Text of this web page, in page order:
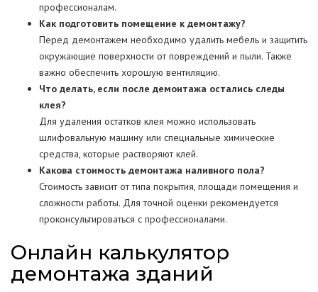
профессионалам.
Как подготовить помещение к демонтажу?
Перед демонтажем необходимо удалить мебель и защитить
окружающие поверхности от повреждений и пыли. Также
важно обеспечить хорошую вентиляцию.
Что делать, если после демонтажа остались следы
клея?
Для удаления остатков клея можно использовать
шлифовальную машину или специальные химические
средства, которые растворяют клей.
Какова стоимость демонтажа наливного пола?
Стоимость зависит от типа покрытия, площади помещения и
сложности работы. Для точной оценки рекомендуется
проконсультироваться с профессионалами.
Онлайн калькулятор
демонтажа зданий